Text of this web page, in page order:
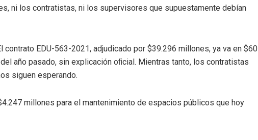
ni los contratistas, ni los supervisores que supuestamente debían
contrato EDU-563-2021, adjudicado por $39.296 millones, ya va en $60
año pasado, sin explicación oﬁcial. Mientras tanto, los contratistas
siguen esperando.
millones para el mantenimiento de espacios públicos que hoy